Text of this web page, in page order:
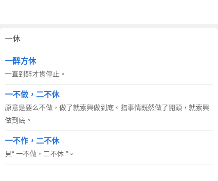
一休
一醉方休
一直到醉才肯停止。
一不做，二不休
原意是要么不做，做了就索興做到底。指事情既然做了開頭，就索興
做到底。
一不作，二不休
見“ 一不做，二不休 ”。